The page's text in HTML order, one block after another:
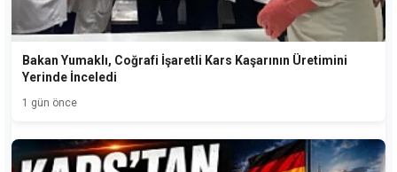
Bakan Yumaklı, Coğrafi İşaretli Kars Kaşarının Üretimini
Yerinde İnceledi
1 gün önce